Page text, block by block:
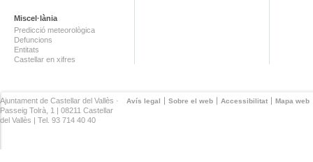
Miscel·lània
Predicció meteorològica
Defuncions
Entitats
Castellar en xifres
Avís legal Sobre el web Accessibilitat Mapa web
Ajuntament de Castellar del Vallès ·
Passeig Tolrà, 1 | 08211 Castellar
del Vallès | Tel. 93 714 40 40